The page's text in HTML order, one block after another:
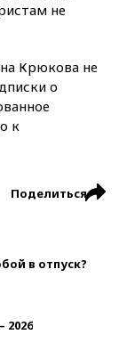
не
Крюкова не
о
к
Поделиться
в отпуск?
2026